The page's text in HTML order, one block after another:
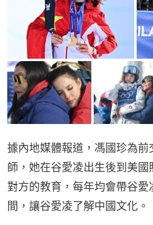
據內地媒體報道，馮國珍為
師，她在谷愛凌出生後到美
對方的教育，每年均會帶谷
間，讓谷愛凌了解中國文化。